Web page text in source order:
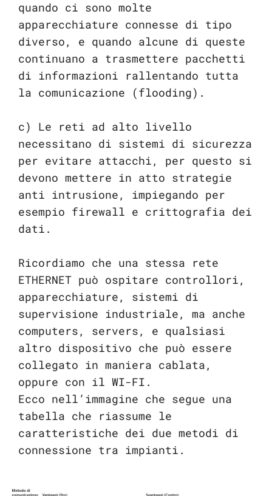
quando ci sono molte
apparecchiature connesse di tipo
diverso, e quando alcune di queste
continuano a trasmettere pacchetti
di informazioni rallentando tutta
la comunicazione (flooding).
c) Le reti ad alto livello
necessitano di sistemi di sicurezza
per evitare attacchi, per questo si
devono mettere in atto strategie
anti intrusione, impiegando per
esempio firewall e crittografia dei
dati.
Ricordiamo che una stessa rete
ETHERNET può ospitare controllori,
apparecchiature, sistemi di
supervisione industriale, ma anche
computers, servers, e qualsiasi
altro dispositivo che può essere
collegato in maniera cablata,
oppure con il WI-FI.
Ecco nell’immagine che segue una
tabella che riassume le
caratteristiche dei due metodi di
connessione tra impianti.